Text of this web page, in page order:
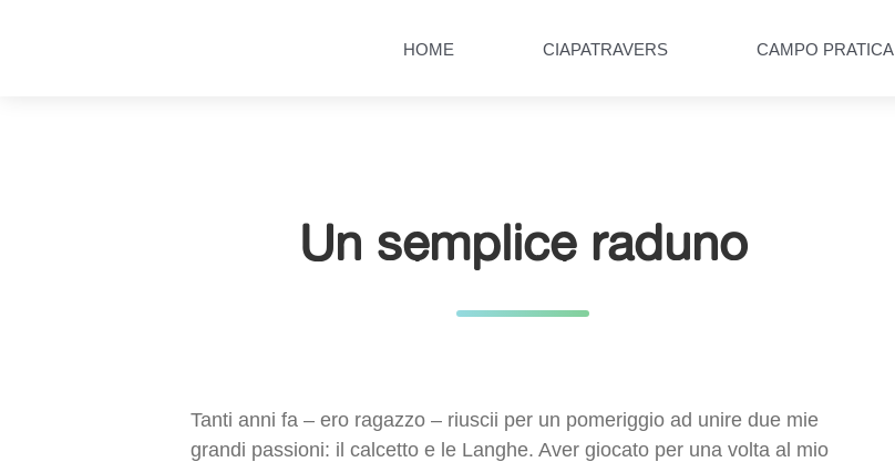
HOME CIAPATRAVERS CAMPO PRATICA
Un semplice raduno
Tanti anni fa – ero ragazzo – riuscii per un pomeriggio ad unire due mie
grandi passioni: il calcetto e le Langhe. Aver giocato per una volta al mio